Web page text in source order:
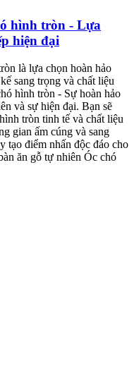
hình tròn - Lựa
hiện đại
là lựa chọn hoàn hảo
sang trọng và chất liệu
hình tròn - Sự hoàn hảo
và sự hiện đại. Bạn sẽ
tròn tinh tế và chất liệu
gian ấm cúng và sang
tạo điểm nhấn độc đáo cho
ăn gỗ tự nhiên Óc chó